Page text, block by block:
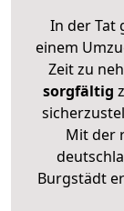
In der Tat
einem
Zeit zu
sorgfältig
Mit der
Burgstädt